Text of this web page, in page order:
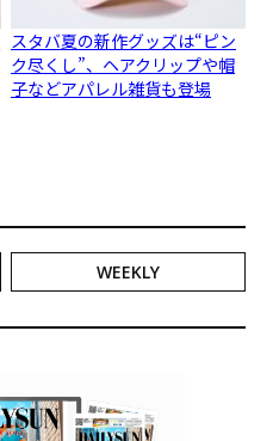
スタバ夏の新作グッズは“ピン
ク尽くし”、ヘアクリップや帽
子などアパレル雑貨も登場
WEEKLY